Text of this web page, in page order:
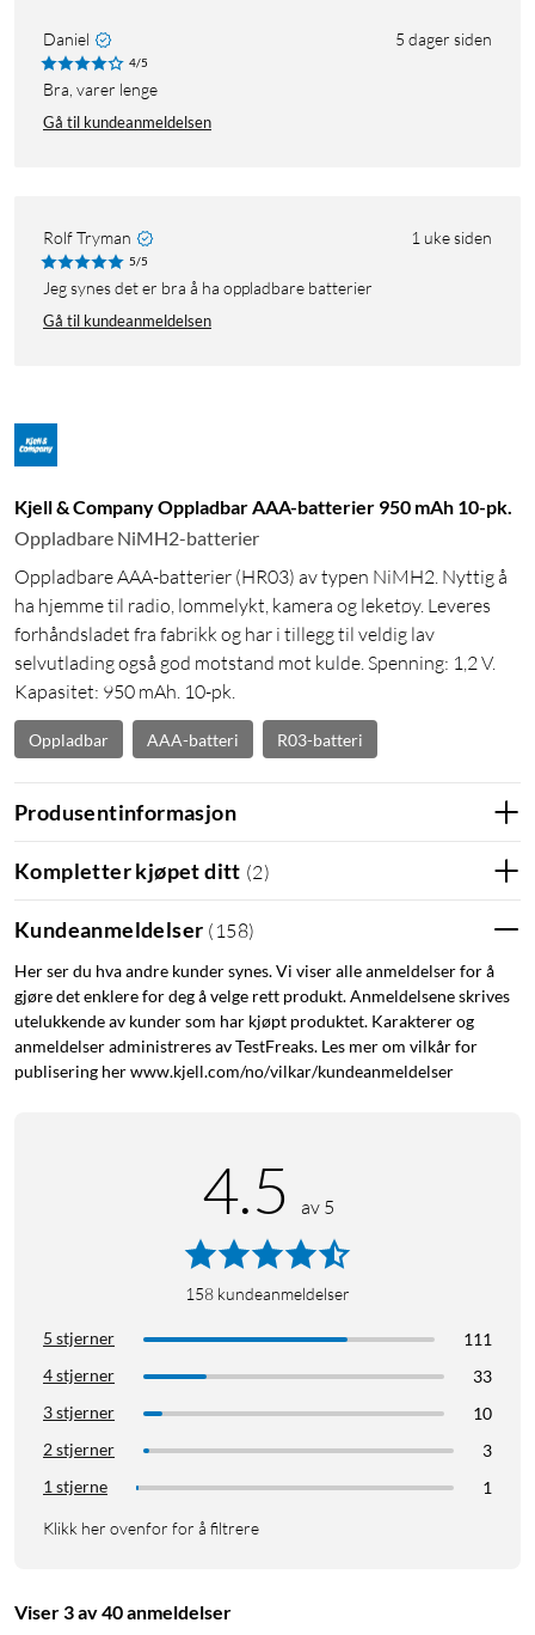
Daniel 5 dager siden
4/5
bra, varer lenge
Gå til kundeanmeldelsen
Rolf Tryman 1 uke siden
5/5
Jeg synes det er bra å ha oppladbare batterier
Gå til kundeanmeldelsen
Kjell & Company Oppladbar AAA-batterier 950 mAh 10-pk.
Oppladbare NiMH2-batterier
Oppladbare AAA-batterier (HR03) av typen NiMH2. Nyttig å
ha hjemme til radio, lommelykt, kamera og leketøy. Leveres
forhåndsladet fra fabrikk og har i tillegg til veldig lav
selvutlading også god motstand mot kulde. Spenning: 1,2 V.
Kapasitet: 950 mAh. 10-pk.
Oppladbar AAA-batteri R03-batteri
Produsentinformasjon
Kompletter kjøpet ditt (2)
Kundeanmeldelser ( 158)
Her ser du hva andre kunder synes. Vi viser alle anmeldelser for å
gjøre det enklere for deg å velge rett produkt. Anmeldelsene skrives
utelukkende av kunder som har kjøpt produktet. Karakterer og
anmeldelser administreres av TestFreaks. Les mer om vilkår for
publisering her www.kjell.com/no/vilkar/kundeanmeldelser
4.5 av 5
158 kundeanmeldelser
5 stjerner
111
4 stjerner
33
3 stjerner
10
2 stjerner
3
1 stjerne
1
Klikk her ovenfor for å filtrere
Viser 3 av 40 anmeldelser